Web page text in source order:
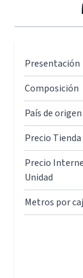
Presentación
Composición
País de origen
Precio
Precio
Unidad
Metros por